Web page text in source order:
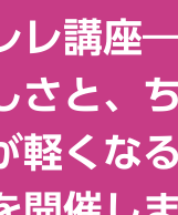
レ講座
さと、
軽くな